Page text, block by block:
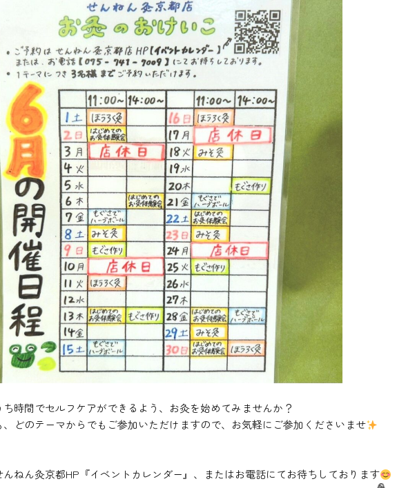
ち時間でセルフケアができるよう、お灸を始めてみませんか？
、どのテーマからでもご参加いただけますので、お気軽にご参加くださいませ
んねん灸京都HP『イベントカレンダー』、またはお電話にてお待ちしております